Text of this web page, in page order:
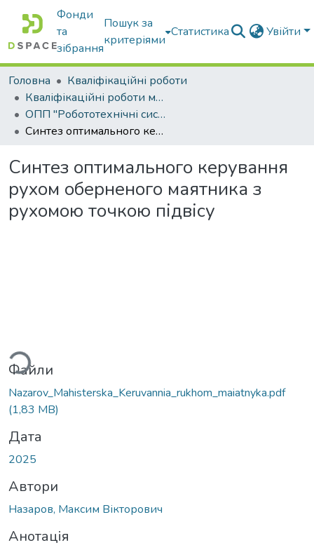
Фонди
та
зібрання
Пошук за
критеріями
Статистика Увійти
Головна
Кваліфікаційні роботи
Кваліфікаційні роботи магістрів
ОПП "Робототехнічні системи і комплекси сільськогосподарського виробництва"
Синтез оптимального керування рухом оберненого маятника з рухомою точкою підвісу
Синтез оптимального керування
рухом оберненого маятника з
рухомою точкою підвісу
Файли
Nazarov_Mahisterska_Keruvannia_rukhom_maiatnyka.pdf
(1,83 MB)
Дата
2025
Автори
Назаров, Максим Вікторович
Анотація